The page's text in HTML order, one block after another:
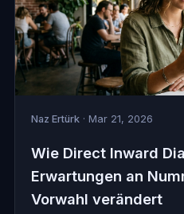
Naz Ertürk· Mar 21, 2026
Wie Direct Inward
Erwartungen an
Vorwahl verändert